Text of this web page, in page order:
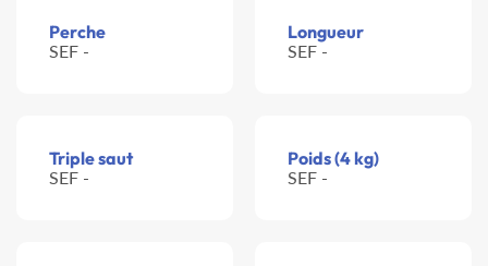
Perche
SEF -
Longueur
SEF -
Triple saut
SEF -
Poids (4 kg)
SEF -